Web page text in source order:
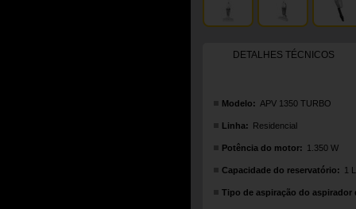
DETALHES TÉCNICOS
Modelo: APV 1350 TURBO
Linha: Residencial
Potência do motor: 1.350 W
Capacidade do reservatório: 1 L
Tipo de aspiração do aspirador